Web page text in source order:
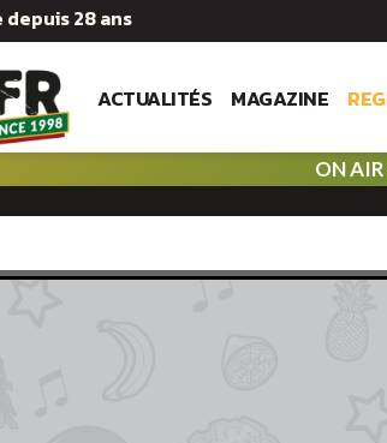
28 ans
ACTUALITÉS MAGAZINE
ON AIR